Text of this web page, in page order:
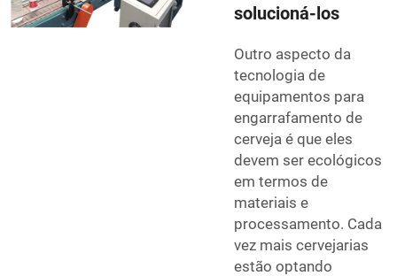
solucioná-los
Outro aspecto da
tecnologia de
equipamentos para
engarrafamento de
cerveja é que eles
devem ser ecológicos
em termos de
materiais e
processamento. Cada
vez mais cervejarias
estão optando